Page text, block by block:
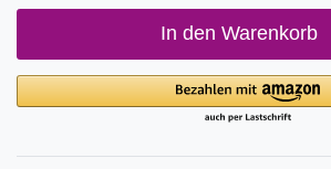
In den Warenkorb